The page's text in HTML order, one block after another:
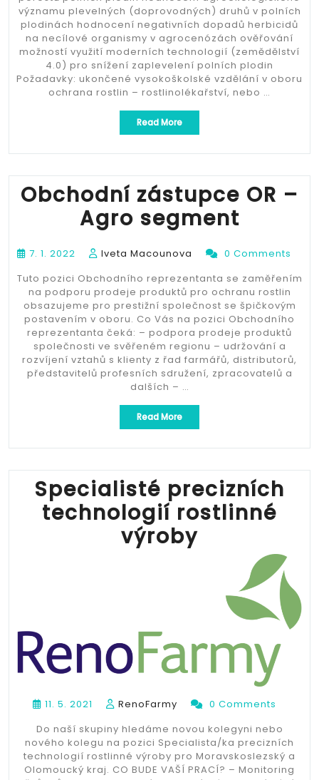
významu plevelných (doprovodných) druhů v polních
plodinách hodnocení negativních dopadů herbicidů
na necílové organismy v agrocenózách ověřování
možností využití moderních technologií (zemědělství
4.0) pro snížení zaplevelení polních plodin
Požadavky: ukončené vysokoškolské vzdělání v oboru
ochrana rostlin – rostlinolékařství, nebo …
Read More„Výzkumný/vědecký
pracovník
ochrana
se
zaměřením
na
Obchodní zástupce OR –
Agro segment
7. 1. 2022 Iveta Macounova
0 Comments
Tuto pozici Obchodního reprezentanta se zaměřením
na podporu prodeje produktů pro ochranu rostlin
obsazujeme pro prestižní společnost se špičkovým
postavením v oboru. Co Vás na pozici Obchodního
reprezentanta čeká: – podpora prodeje produktů
společnosti ve svěřeném regionu – udržování a
rozvíjení vztahů s klienty z řad farmářů, distributorů,
představitelů profesních sdružení, zpracovatelů a
dalších – …
Read More„Obchodní
zástupce
Agro
segment“
Specialisté precizních
technologií rostlinné
výroby
11. 5. 2021 RenoFarmy
0 Comments
Do naší skupiny hledáme novou kolegyni nebo
nového kolegu na pozici Specialista/ka precizních
technologií rostlinné výroby pro Moravskoslezský a
Olomoucký kraj. CO BUDE VAŠÍ PRACÍ? – Monitoring